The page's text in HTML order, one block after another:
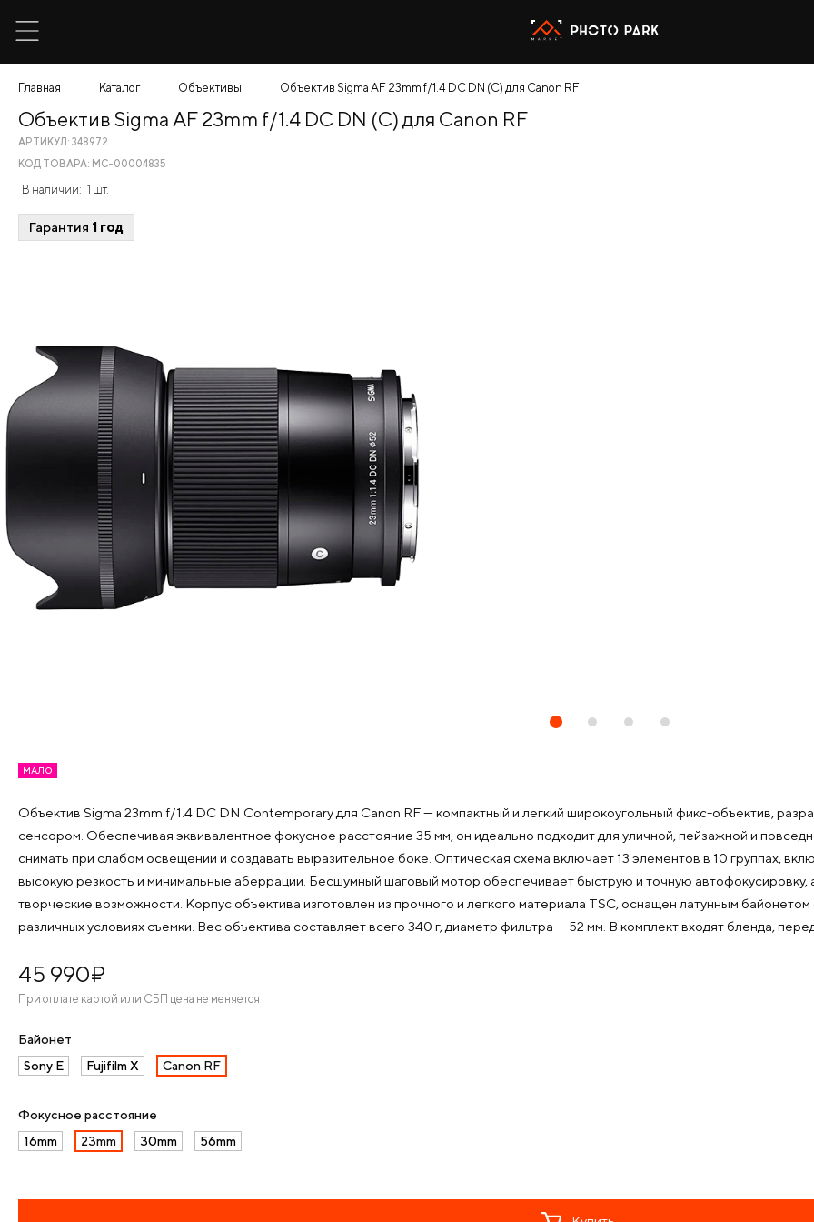
Главная Каталог Объективы Объектив Sigma AF 23mm f/1.4 DC DN (C) для Canon RF
МАЛО
Объектив Sigma 23mm f/1.4 DC DN Contemporary для Canon RF — компактный и легкий широкоугольный фикс-объектив,
сенсором. Обеспечивая эквивалентное фокусное расстояние 35 мм, он идеально подходит для уличной, пейзажной и
снимать при слабом освещении и создавать выразительное боке. Оптическая схема включает 13 элементов в 10 группах,
высокую резкость и минимальные аберрации. Бесшумный шаговый мотор обеспечивает быструю и точную автофокусировку,
творческие возможности. Корпус объектива изготовлен из прочного и легкого материала TSC, оснащен латунным
различных условиях съемки. Вес объектива составляет всего 340 г, диаметр фильтра — 52 мм. В комплект входят бленда,
45 990¤
При оплате картой или СБП цена не меняется
Байонет
Sony E
Fujifilm X Canon RF
Фокусное расстояние
16mm
23mm 30mm 56mm
Объектив Sigma AF 23mm f/1.4 DC DN (C) для Canon RF
АРТИКУЛ: 348972
КОД ТОВАРА: МС-00004835
В наличии: 1 шт.
Гарантия 1 год